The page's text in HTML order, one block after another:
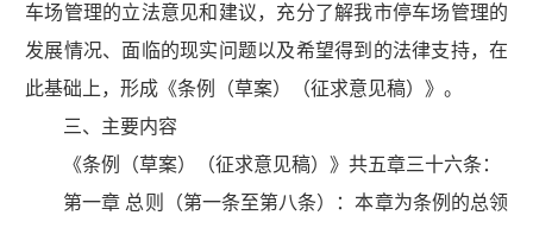
车场管理的立法意见和建议，充分了解我市停车场管理的
发展情况、面临的现实问题以及希望得到的法律支持，在
此基础上，形成《条例（草案）（征求意见稿）》。
三、主要内容
《条例（草案）（征求意见稿）》共五章三十六条：
第一章 总则（第一条至第八条）：本章为条例的总领